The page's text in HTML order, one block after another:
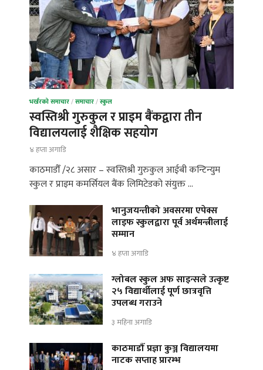
भर्खरको समाचार/समाचार/स्कुल
स्वस्तिश्री गुरुकुल र प्राइम बैंकद्वारा तीन
विद्यालयलाई शैक्षिक सहयोग
४ हप्ता अगाडि
काठमाडौँ /२८ असार – स्वस्तिश्री गुरुकुल आईबी कन्टिन्युम
स्कुल र प्राइम कमर्सियल बैंक लिमिटेडको संयुक्त …
भानुजयन्तीको अवसरमा एपेक्स
लाइफ स्कुलद्वारा पूर्व अर्थमन्त्रीलाई
सम्मान
४ हप्ता अगाडि
ग्लोबल स्कुल अफ साइन्सले उत्कृष्ट
२५ विद्यार्थीलाई पूर्ण छात्रवृत्ति
उपलब्ध गराउने
३ महिना अगाडि
काठमाडौँ प्रज्ञा कुञ्ज विद्यालयमा
नाटक सप्ताह प्रारम्भ